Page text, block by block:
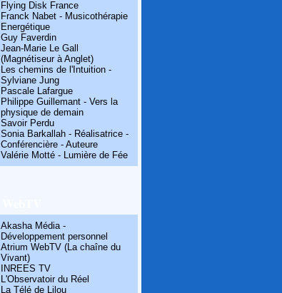
Flying Disk France
Franck Nabet - Musicothérapie
Energétique
Guy Faverdin
Jean-Marie Le Gall
(Magnétiseur à Anglet)
Les chemins de l'Intuition -
Sylviane Jung
Pascale Lafargue
Philippe Guillemant - Vers la
physique de demain
Savoir Perdu
Sonia Barkallah - Réalisatrice -
Conférencière - Auteure
Valérie Motté - Lumière de Fée
Akasha Média -
Développement personnel
Atrium WebTV (La chaîne du
Vivant)
INREES TV
L'Observatoir du Réel
La Télé de Lilou